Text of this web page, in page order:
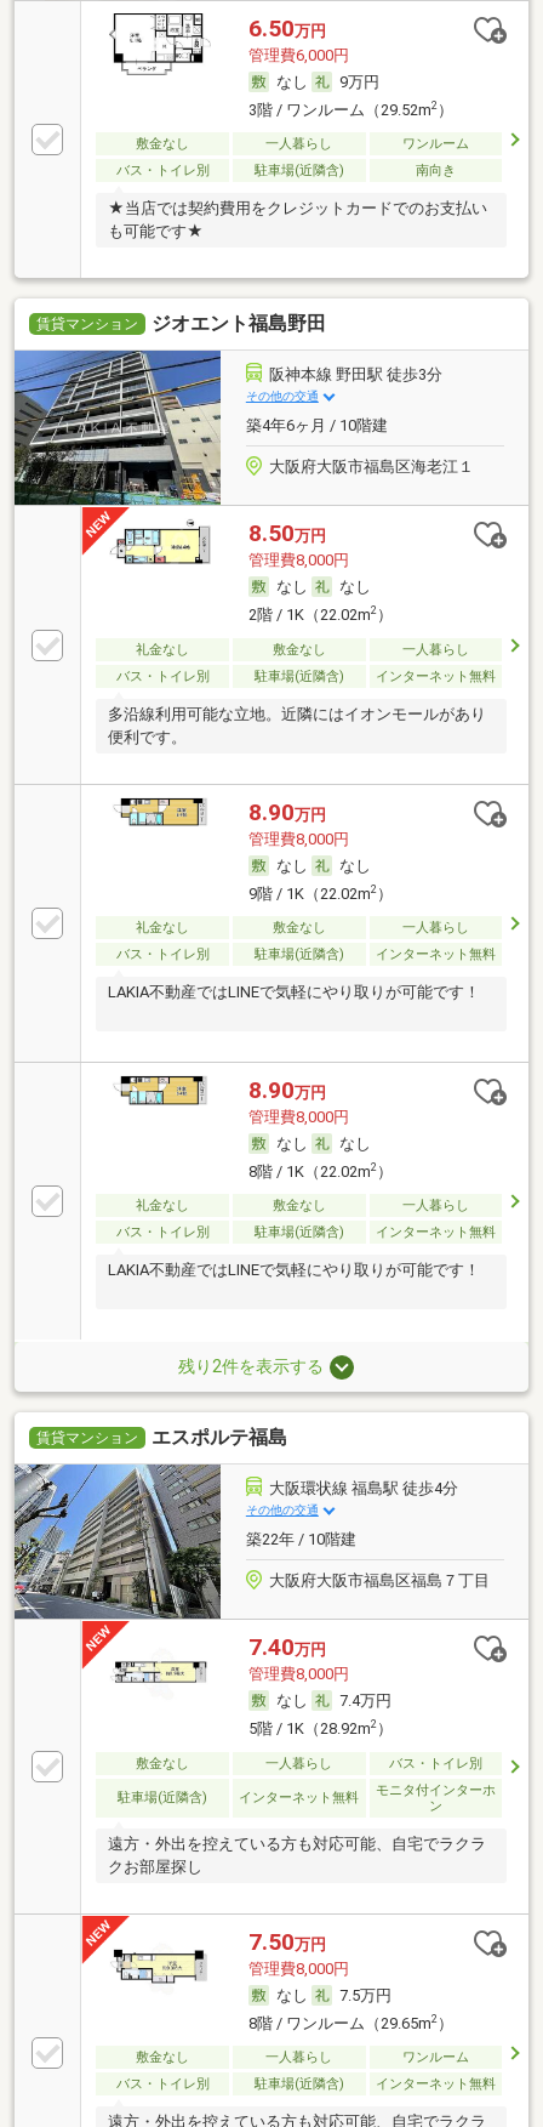
6.50万円
管理費6,000円
なし
9万円
3階 / ワンルーム（29.52m2）
敷金なし 一人暮らし
ワンルーム
バス・トイレ別
駐車場(近隣含) 南向き
★当店では契約費用をクレジットカードでのお支払い
も可能です★
賃貸マンション ジオエント福島野田
阪神本線 野田駅 徒歩3分
その他の交通
築4年6ヶ月 / 10階建
大阪府大阪市福島区海老江１
8.50万円
管理費8,000円
なし
なし
2階 / 1K（22.02m2）
礼金なし 敷金なし
一人暮らし
バス・トイレ別
駐車場(近隣含) インターネット無料
多沿線利用可能な立地。近隣にはイオンモールがあり
便利です。
8.90万円
管理費8,000円
なし
なし
9階 / 1K（22.02m2）
礼金なし 敷金なし
一人暮らし
バス・トイレ別
駐車場(近隣含) インターネット無料
LAKIA不動産ではLINEで気軽にやり取りが可能です！
8.90万円
管理費8,000円
なし
なし
8階 / 1K（22.02m2）
礼金なし 敷金なし
一人暮らし
バス・トイレ別
駐車場(近隣含) インターネット無料
LAKIA不動産ではLINEで気軽にやり取りが可能です！
残り2件を表示する
賃貸マンション エスポルテ福島
大阪環状線 福島駅 徒歩4分
その他の交通
築22年 / 10階建
大阪府大阪市福島区福島７丁目
7.40万円
管理費8,000円
なし
7.4万円
5階 / 1K（28.92m2）
敷金なし 一人暮らし バス・トイレ別
駐車場(近隣含) インターネット無料
モニタ付インターホ
ン
遠方・外出を控えている方も対応可能、自宅でラクラ
クお部屋探し
7.50万円
管理費8,000円
なし
7.5万円
8階 / ワンルーム（29.65m2）
敷金なし 一人暮らし
ワンルーム
バス・トイレ別
駐車場(近隣含) インターネット無料
遠方・外出を控えている方も対応可能、自宅でラクラ